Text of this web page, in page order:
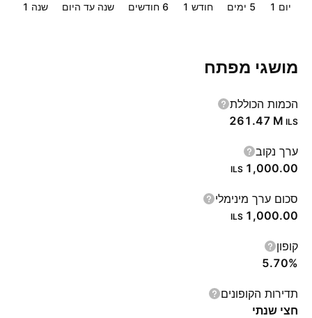
יום ‎1‎ ‎5‎ ימים חודש ‎1‎ ‎6‎ חודשים שנה עד היום שנה ‎1‎
מושגי מפתח
הכמות הכוללת
‪261.47 M‬ ILS
ערך נקוב
1,000.00
ILS
סכום ערך מינימלי
1,000.00
ILS
קופון
5.70%
תדירות הקופונים
חצי שנתי